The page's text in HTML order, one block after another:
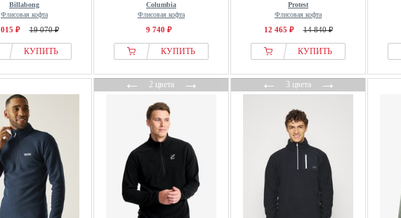
Billabong
Флисовая кофта
₽ 19 070 ₽
КУПИТЬ
Columbia
Флисовая кофта
9 740 ₽
КУПИТЬ
Protest
Флисовая кофта
12 465 ₽ 14 840 ₽
КУПИТЬ
←2 цвета→ ←3 цвета→